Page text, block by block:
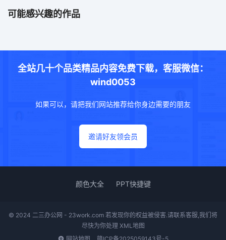
可能感兴趣的作品
全站几十个品类精品内容免费下载，客服微信：
wind0053
如果可以，请把我们网站推荐给你身边需要的朋友
邀请好友领会员
颜色大全 PPT快捷键
© 2024 二三办公网 - 23work.com 若发现你的权益被侵害.请联系客服,我们将
尽快为你处理 XML地图